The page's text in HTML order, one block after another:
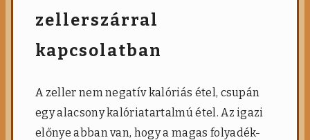
zellerszárral
kapcsolatban
A zeller nem negatív kalóriás étel, csupán
egy alacsony kalóriatartalmú étel. Az igazi
előnye abban van, hogy a magas folyadék-